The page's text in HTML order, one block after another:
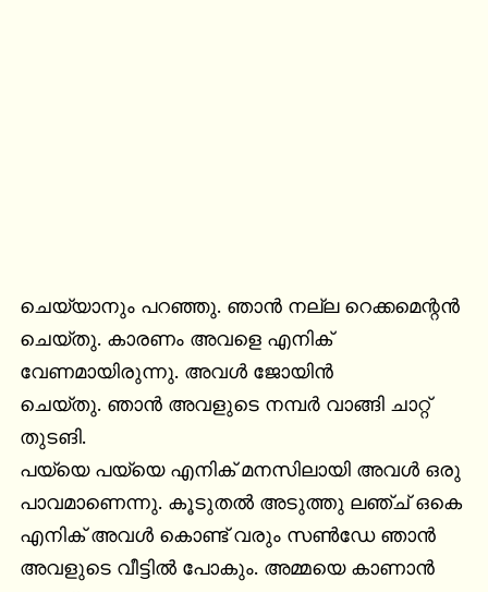
ചെയ്യാനും പറഞ്ഞു. ഞാൻ നല്ല റെക്കമെന്റൻ
ചെയ്തു. കാരണം അവളെ എനിക്
വേണമായിരുന്നു. അവൾ ജോയിൻ
ചെയ്തു. ഞാൻ അവളുടെ നമ്പർ വാങ്ങി ചാറ്റ്
തുടങി.
പയ്യെ പയ്യെ എനിക് മനസിലായി അവൾ ഒരു
പാവമാണെന്നു. കൂടുതൽ അടുത്തു ലഞ്ച് ഒകെ
എനിക് അവൾ കൊണ്ട് വരും സൺ‌ഡേ ഞാൻ
അവളുടെ വീട്ടിൽ പോകും. അമ്മയെ കാണാൻ